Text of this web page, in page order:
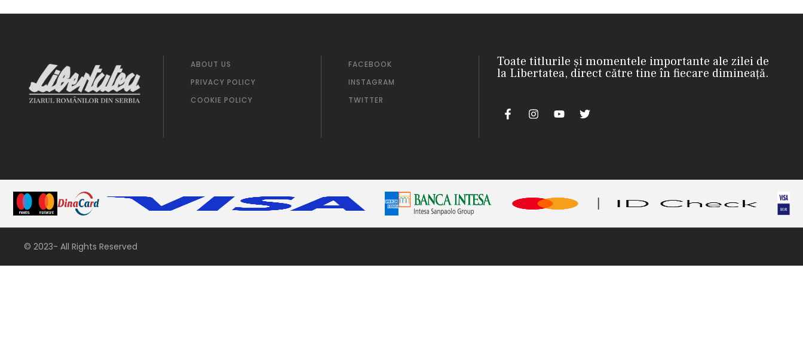
ABOUT US
PRIVACY POLICY
COOKIE POLICY
FACEBOOK
INSTAGRAM
TWITTER
Toate titlurile și momentele importante ale zilei de
la Libertatea, direct către tine în fiecare dimineață.
© 2023- All Rights Reserved